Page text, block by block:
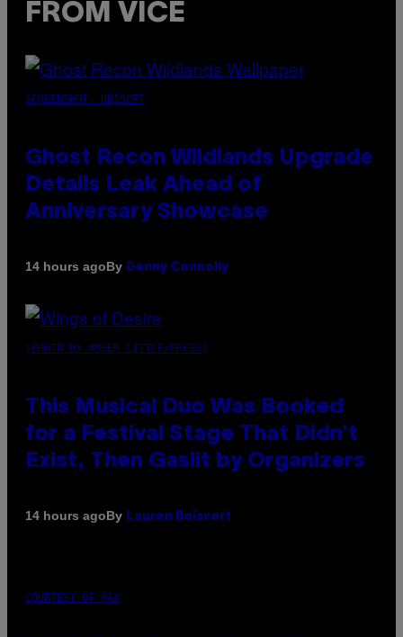
FROM VICE
SCREENSHOT: UBISOFT
Ghost Recon Wildlands Upgrade
Details Leak Ahead of
Anniversary Showcase
14 hours agoBy Denny Connolly
(PHOTO BY AMBER LITTLE/PRESS)
This Musical Duo Was Booked
for a Festival Stage That Didn’t
Exist, Then Gaslit by Organizers
14 hours agoBy Lauren Boisvert
COURTESY OF PAX